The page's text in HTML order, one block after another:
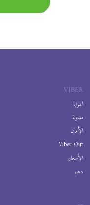
VIBER
المزايا
مدونة
الأمان
Viber Out
الأسعار
دعم